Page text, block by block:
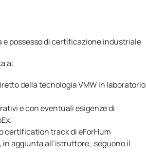
possesso di certificazione industriale
a:
della tecnologia VMW in laboratorio
e con eventuali esigenze di
certification track di eForHum
in aggiunta all’istruttore, seguono il